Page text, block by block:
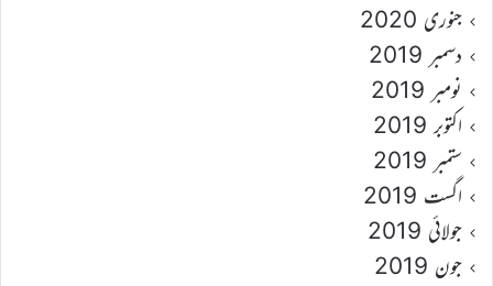
جنوری 2020
دسمبر 2019
نومبر 2019
اکتوبر 2019
ستمبر 2019
اگست 2019
جولائی 2019
جون 2019